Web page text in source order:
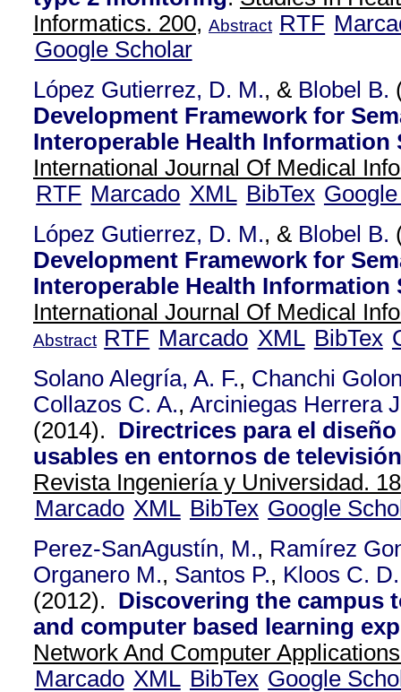
Informatics. 200, Abstract RTF
Google Scholar
López Gutierrez, D. M., & Blobel B.
Development Framework for
Interoperable Health Information
International Journal Of Medical
RTF Marcado XML BibTex
López Gutierrez, D. M., & Blobel B.
Development Framework for
Interoperable Health Information
International Journal Of Medical
Abstract RTF Marcado XML BibTex
Solano Alegría, A. F., Chanchi
Collazos C. A., Arciniegas Herrera
(2014). Directrices para el
usables en entornos de
Revista Ingeniería y Universidad. 18
Marcado XML BibTex Google
Perez-SanAgustín, M., Ramírez
Organero M., Santos P., Kloos C. D.
(2012). Discovering the campus
and computer based learning
Network And Computer
Marcado XML BibTex Google